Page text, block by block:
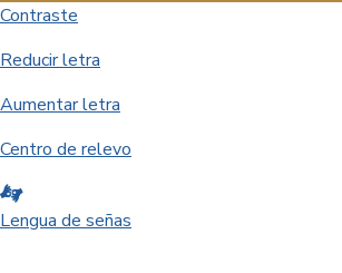
Contraste
Reducir letra
Aumentar letra
Centro de relevo
Lengua de señas